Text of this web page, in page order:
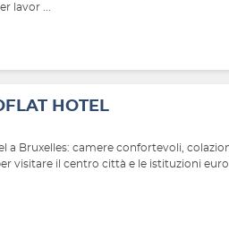
lavor ...
HOTEL
a Bruxelles: camere confortevoli,
visitare il centro città e le istituzioni